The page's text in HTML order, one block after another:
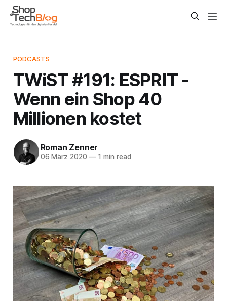
PODCASTS
TWiST #191: ESPRIT -
Wenn ein Shop 40
Millionen kostet
Roman Zenner
06 März 2020 —1 min read